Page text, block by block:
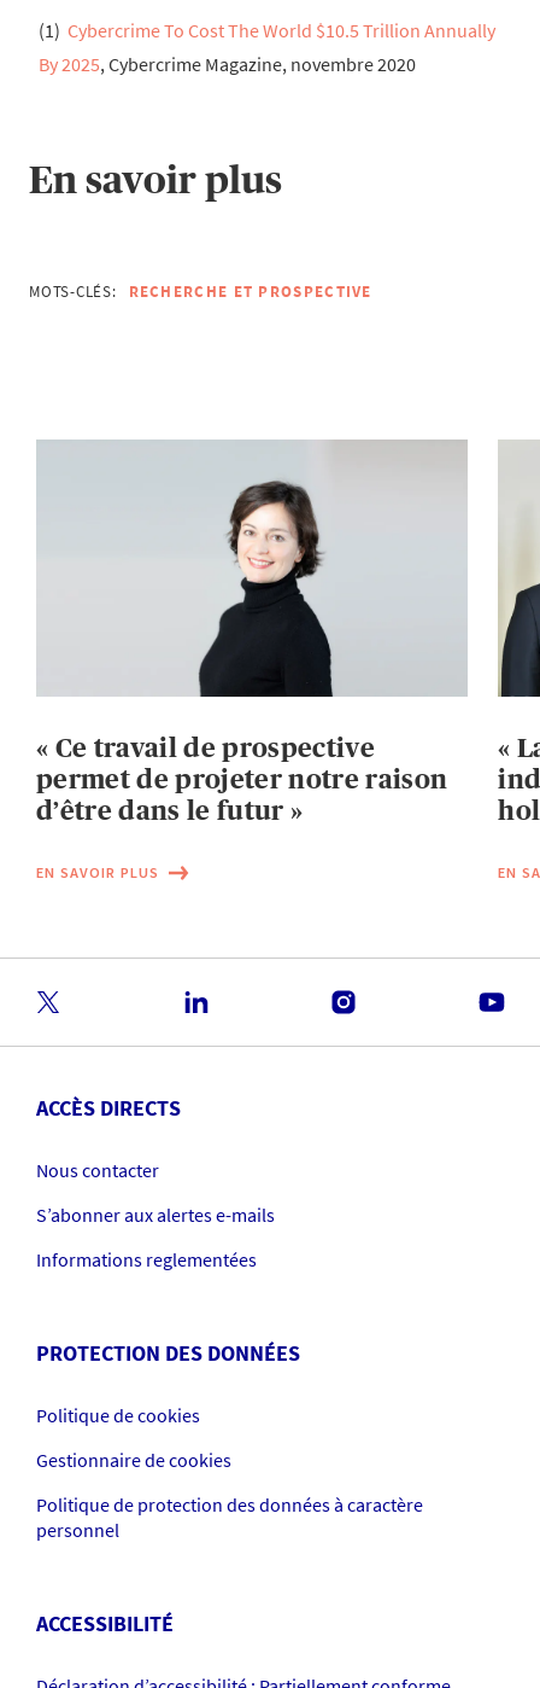
(1) Cybercrime To Cost The World $10.5 Trillion Annually
By 2025, Cybercrime Magazine, novembre 2020
En savoir plus
MOTS-CLÉS: RECHERCHE ET PROSPECTIVE
« Ce travail de prospective
permet de projeter notre raison
d’être dans le futur »
EN SAVOIR PLUS
«
EN
ACCÈS DIRECTS
Nous contacter
S’abonner aux alertes e-mails
Informations reglementées
PROTECTION DES DONNÉES
Politique de cookies
Gestionnaire de cookies
Politique de protection des données à caractère
personnel
ACCESSIBILITÉ